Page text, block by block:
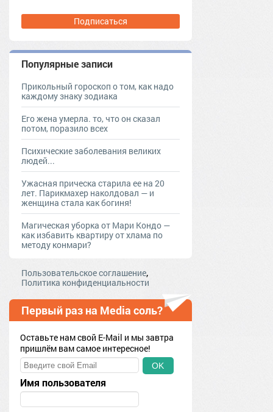
Подписаться
Популярные записи
Прикольный гороскоп о том, как надо
каждому знаку зодиака
Его жена умерла. то, что он сказал
потом, поразило всех
Психические заболевания великих
людей...
Ужасная прическа старила ее на 20
лет. Парикмахер наколдовал — и
женщина стала как богиня!
Магическая уборка от Мари Кондо —
как избавить квартиру от хлама по
методу конмари?
Пользовательское соглашение,
Политика конфиденциальности
Первый раз на Media соль?
Оставьте нам свой E-Mail и мы завтра
пришлём вам самое интересное!
OK
Имя пользователя